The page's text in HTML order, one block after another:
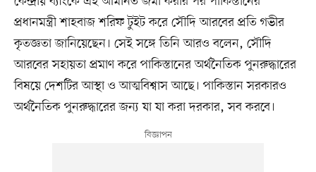
প্রধানমন্ত্রী শাহবাজ শরিফ টুইট করে সৌদি আরবের প্রতি গভীর
কৃতজ্ঞতা জানিয়েছেন। সেই সঙ্গে তিনি আরও বলেন, সৌদি
আরবের সহায়তা প্রমাণ করে পাকিস্তানের অর্থনৈতিক পুনরুদ্ধারের
বিষয়ে দেশটির আস্থা ও আত্মবিশ্বাস আছে। পাকিস্তান সরকারও
অর্থনৈতিক পুনরুদ্ধারের জন্য যা যা করা দরকার, সব করবে।